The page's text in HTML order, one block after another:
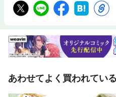
あわせてよく買われてい